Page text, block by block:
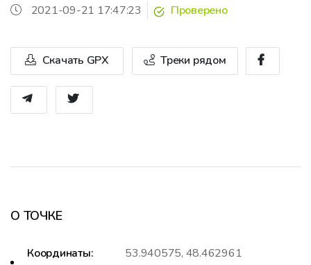
2021-09-21 17:47:23
Проверено
Скачать GPX Треки рядом
О ТОЧКЕ
Координаты: 53.940575, 48.462961